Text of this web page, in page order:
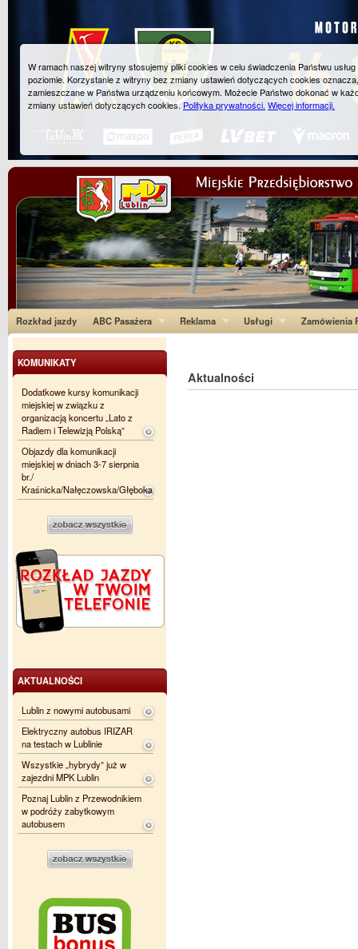
Rozkład jazdy ABC Pasażera Reklama Usługi Zamówienia
Aktualności
KOMUNIKATY
Dodatkowe kursy komunikacji
miejskiej w związku z
organizacją koncertu „Lato z
Radiem i Telewizją Polską”
Objazdy dla komunikacji
miejskiej w dniach 3-7 sierpnia
br./
Kraśnicka/Nałęczowska/Głęboka
AKTUALNOŚCI
Lublin z nowymi autobusami
Elektryczny autobus IRIZAR
na testach w Lublinie
Wszystkie „hybrydy” już w
zajezdni MPK Lublin
Poznaj Lublin z Przewodnikiem
w podróży zabytkowym
autobusem
W ramach naszej witryny stosujemy pliki cookies w celu świadczenia Państwu
poziomie. Korzystanie z witryny bez zmiany ustawień dotyczących cookies
zamieszczane w Państwa urządzeniu końcowym. Możecie Państwo dokonać w
zmiany ustawień dotyczących cookies.Polityka prywatności. Więcej informacji.